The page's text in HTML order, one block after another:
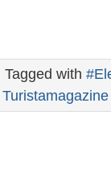
Tagged with
Turistamagazine